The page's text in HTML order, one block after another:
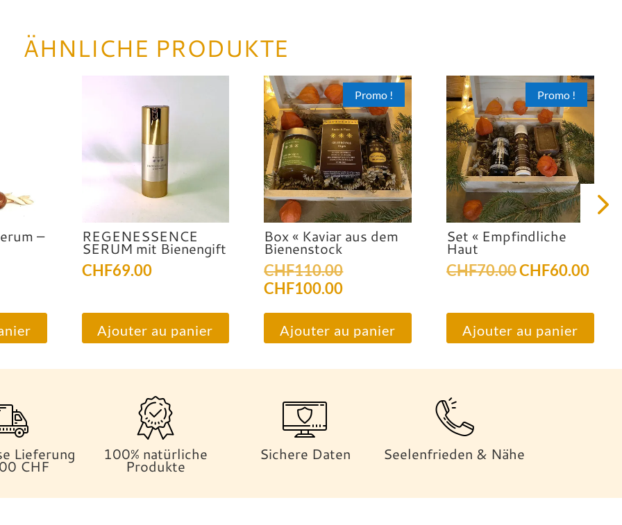
ÄHNLICHE PRODUKTE
– REGENESSENCE
SERUM mit Bienengift
CHF69.00
Ajouter au panier
Promo !
Box « Kaviar aus dem
Bienenstock
CHF110.00Le
prix
était :
CHF110.00.
CHF100.00Le
actuel
est :
Ajouter au panier
Promo !
Set « Empfindliche
Haut
CHF70.00Le
était :
CHF70.00.
CHF60.00Le
Ajouter au panier
Lieferung
CHF
100% natürliche
Produkte
Sichere Daten Seelenfrieden & Nähe